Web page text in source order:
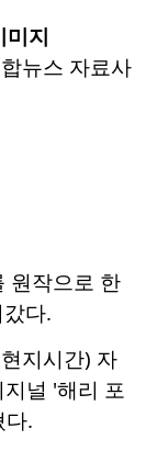
미지
뉴스 자료사
원작으로 한
다.
지시간) 자
널 '해리 포
다.